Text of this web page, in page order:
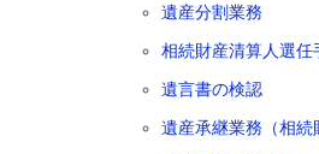
遺産分割業務
相続財産清算人選任
遺言書の検認
遺産承継業務（相続